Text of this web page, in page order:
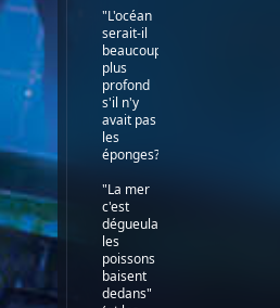
"L'océan
serait-il
beaucoup
plus
profond
s'il n'y
avait pas
les
éponges?"
"La mer
c'est
dégueulasse,
les
poissons
baisent
dedans"